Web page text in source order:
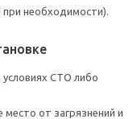
при необходимости).
СТО либо
от загрязнений и